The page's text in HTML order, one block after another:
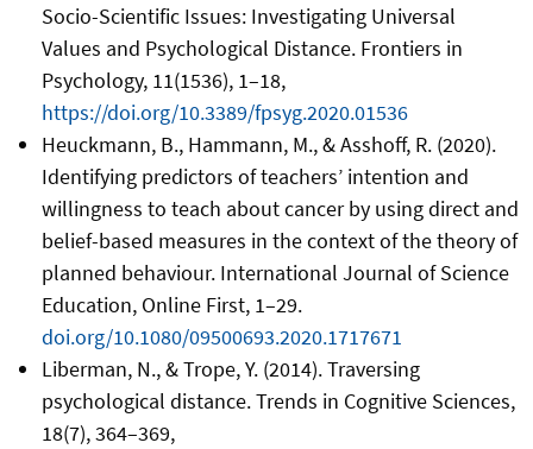
Socio-Scientific Issues: Investigating Universal
Values and Psychological Distance. Frontiers in
Psychology, 11(1536), 1–18,
https://doi.org/10.3389/fpsyg.2020.01536
Heuckmann, B., Hammann, M., & Asshoff, R. (2020).
Identifying predictors of teachers’ intention and
willingness to teach about cancer by using direct and
belief-based measures in the context of the theory of
planned behaviour. International Journal of Science
Education, Online First, 1–29.
doi.org/10.1080/09500693.2020.1717671
Liberman, N., & Trope, Y. (2014). Traversing
psychological distance. Trends in Cognitive Sciences,
18(7), 364–369,